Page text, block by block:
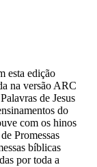
esta edição
na versão ARC
de Jesus
do
com os hinos
Promessas
bíblicas
por toda a